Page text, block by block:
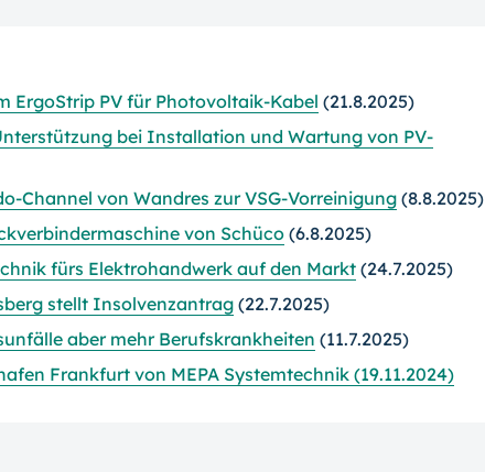
ErgoStrip PV für Photovoltaik-Kabel (21.8.2025)
bei Installation und Wartung von PV-
Channel von Wandres zur VSG-Vorreinigung (8.8.2025)
von Schüco (6.8.2025)
fürs Elektrohandwerk auf den Markt (24.7.2025)
stellt Insolvenzantrag (22.7.2025)
aber mehr Berufskrankheiten (11.7.2025)
Frankfurt von MEPA Systemtechnik (19.11.2024)